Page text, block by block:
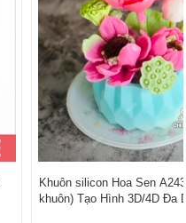
Khuôn silicon Hoa Sen
khuôn) Tạo Hình 3D/4D Đa